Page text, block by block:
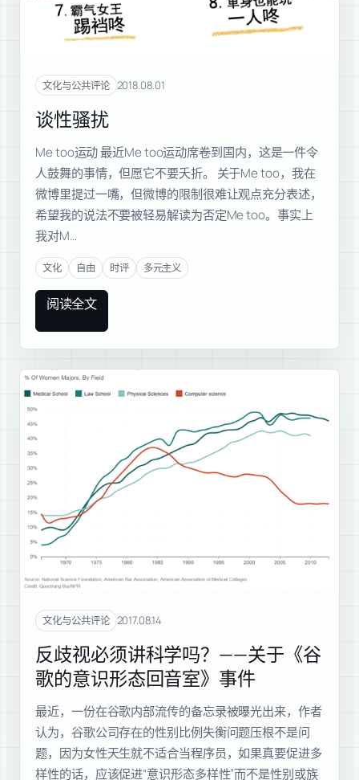
文化与公共评论 2018.08.01
谈性骚扰
Me too运动 最近Me too运动席卷到国内，这是一件令
人鼓舞的事情，但愿它不要夭折。 关于Me too，我在
微博里提过一嘴，但微博的限制很难让观点充分表述，
希望我的说法不要被轻易解读为否定Me too。事实上
我对M…
文化 自由 时评 多元主义
阅读全文
文化与公共评论 2017.08.14
反歧视必须讲科学吗？——关于《谷
歌的意识形态回音室》事件
最近，一份在谷歌内部流传的备忘录被曝光出来，作者
认为，谷歌公司存在的性别比例失衡问题压根不是问
题，因为女性天生就不适合当程序员，如果真要促进多
样性的话，应该促进“意识形态多样性”而不是性别或族